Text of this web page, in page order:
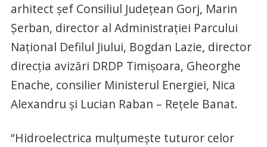
arhitect șef Consiliul Județean Gorj, Marin
Șerban, director al Administrației Parcului
Național Defilul Jiului, Bogdan Lazie, director
direcția avizări DRDP Timișoara, Gheorghe
Enache, consilier Ministerul Energiei, Nica
Alexandru și Lucian Raban – Rețele Banat.
“Hidroelectrica mulțumește tuturor celor